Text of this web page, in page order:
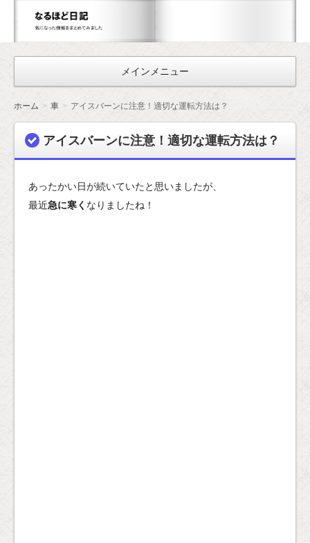
な
る
ほ
日
記
メインメニュー
ホーム 車 アイスバーンに注意！適切な運転方法は？
アイスバーンに注意！適切な運転方法は？
あったかい日が続いていたと思いましたが、
最近急に寒く なりましたね！